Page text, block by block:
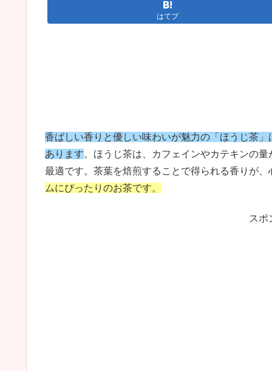
はてブ
香ばしい香りと優しい味わいが魅力の「ほうじ茶
あります。ほうじ茶は、カフェインやカテキンの
最適です。茶葉を焙煎することで得られる香りが
ムにぴったりのお茶です。
スポ